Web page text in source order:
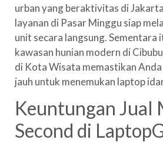
urban yang beraktivitas di
layanan di Pasar Minggu siap
unit secara langsung. Sementara
kawasan hunian modern di
di Kota Wisata memastikan
jauh untuk menemukan laptop
Keuntungan Jual
Second di